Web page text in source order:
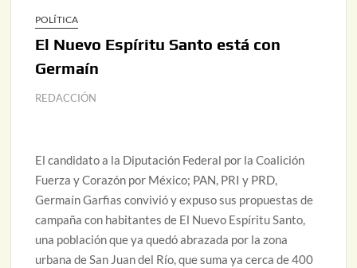
POLÍTICA
El Nuevo Espíritu Santo está con
Germaín
REDACCIÓN
El candidato a la Diputación Federal por la Coalición
Fuerza y Corazón por México; PAN, PRI y PRD,
Germaín Garfias convivió y expuso sus propuestas de
campaña con habitantes de El Nuevo Espíritu Santo,
una población que ya quedó abrazada por la zona
urbana de San Juan del Río, que suma ya cerca de 400